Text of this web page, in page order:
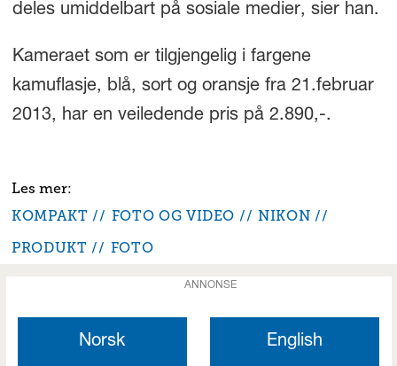
deles umiddelbart på sosiale medier, sier han.
Kameraet som er tilgjengelig i fargene
kamuflasje, blå, sort og oransje fra 21.februar
2013, har en veiledende pris på 2.890,-.
KOMPAKT FOTO OG VIDEO
NIKON
PRODUKT
FOTO
ANNONSE
Norsk English